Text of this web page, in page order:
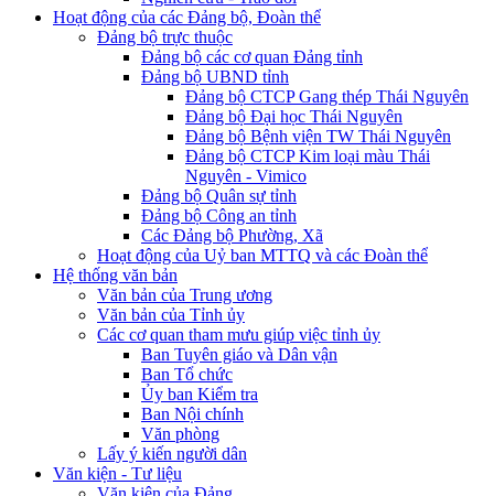
Hoạt động của các Đảng bộ, Đoàn thể
Đảng bộ trực thuộc
Đảng bộ các cơ quan Đảng tỉnh
Đảng bộ UBND tỉnh
Đảng bộ CTCP Gang thép Thái Nguyên
Đảng bộ Đại học Thái Nguyên
Đảng bộ Bệnh viện TW Thái Nguyên
Đảng bộ CTCP Kim loại màu Thái
Nguyên - Vimico
Đảng bộ Quân sự tỉnh
Đảng bộ Công an tỉnh
Các Đảng bộ Phường, Xã
Hoạt động của Uỷ ban MTTQ và các Đoàn thể
Hệ thống văn bản
Văn bản của Trung ương
Văn bản của Tỉnh ủy
Các cơ quan tham mưu giúp việc tỉnh ủy
Ban Tuyên giáo và Dân vận
Ban Tổ chức
Ủy ban Kiểm tra
Ban Nội chính
Văn phòng
Lấy ý kiến người dân
Văn kiện - Tư liệu